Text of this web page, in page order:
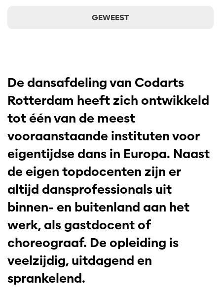
GEWEEST
De dansafdeling van Codarts
Rotterdam heeft zich ontwikkeld
tot één van de meest
vooraanstaande instituten voor
eigentijdse dans in Europa. Naast
de eigen topdocenten zijn er
altijd dansprofessionals uit
binnen- en buitenland aan het
werk, als gastdocent of
choreograaf. De opleiding is
veelzijdig, uitdagend en
sprankelend.